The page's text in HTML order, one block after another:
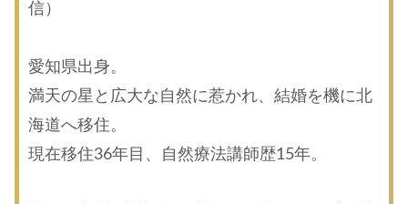
信）
愛知県出身。
満天の星と広大な自然に惹かれ、結婚を機に北
海道へ移住。
現在移住36年目、自然療法講師歴15年。